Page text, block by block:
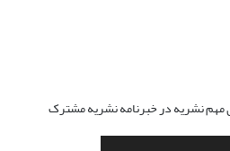
مهم نشریه در خبرنامه نشریه مشترک